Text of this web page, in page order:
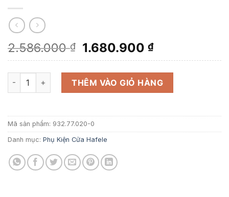
2.586.000₫
Giá
gốc
là:
2.586.000 ₫.
1.680.900₫Giá
hiện
tại
là:
1.680.900
Bản lề sàn có chức năng giữ cửa Hafele EN4 số lượng
THÊM VÀO GIỎ HÀNG
Mã sản phẩm: 932.77.020-0
Danh mục: Phụ Kiện Cửa Hafele